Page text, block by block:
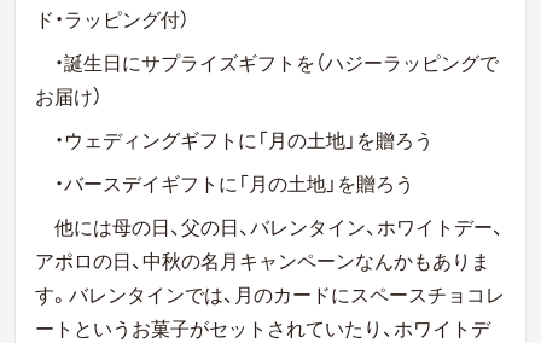
ド・ラッピング付）
・誕生日にサプライズギフトを（ハジーラッピングで
お届け）
・ウェディングギフトに「月の土地」を贈ろう
・バースデイギフトに「月の土地」を贈ろう
他には母の日、父の日、バレンタイン、ホワイトデー、
アポロの日、中秋の名月キャンペーンなんかもありま
す。バレンタインでは、月のカードにスペースチョコレ
ートというお菓子がセットされていたり、ホワイトデ